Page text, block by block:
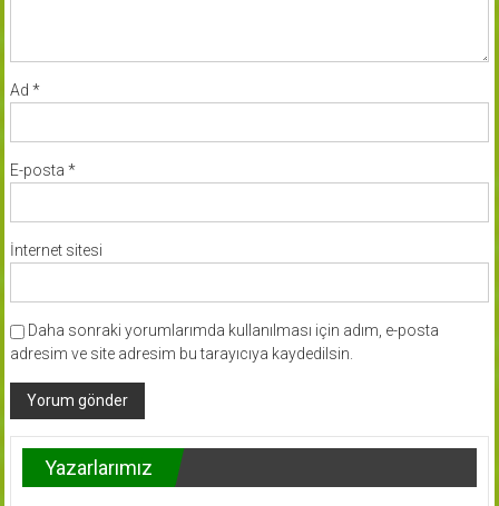
Ad *
E-posta *
İnternet sitesi
Daha sonraki yorumlarımda kullanılması için adım, e-posta
adresim ve site adresim bu tarayıcıya kaydedilsin.
Yazarlarımız